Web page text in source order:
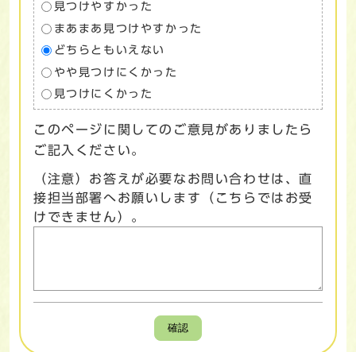
見つけやすかった
まあまあ見つけやすかった
どちらともいえない
やや見つけにくかった
見つけにくかった
このページに関してのご意見がありましたら
ご記入ください。
（注意）お答えが必要なお問い合わせは、直
接担当部署へお願いします（こちらではお受
けできません）。
確認